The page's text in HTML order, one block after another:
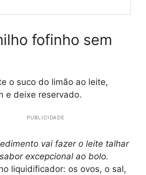
fofinho sem
o suco do limão ao leite,
e deixe reservado.
PUBLICIDADE
vai fazer o leite talhar
excepcional ao bolo.
liquidificador: os ovos, o sal,